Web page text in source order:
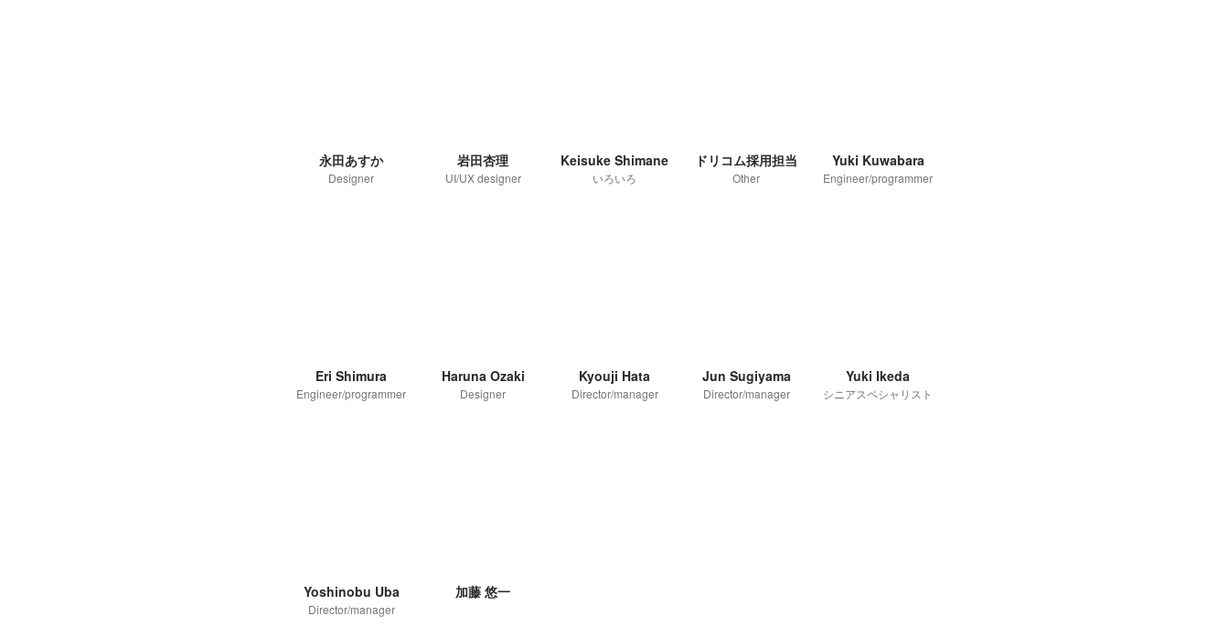
永田あすか
Designer
岩田杏理
UI/UX designer
Keisuke Shimane
いろいろ
ドリコム採用担当
Other
Yuki Kuwabara
Engineer/programmer
Eri Shimura
Engineer/programmer
Haruna Ozaki
Designer
Kyouji Hata
Director/manager
Jun Sugiyama
Director/manager
Yuki Ikeda
シニアスペシャリスト
Yoshinobu Uba
Director/manager
加藤 悠一